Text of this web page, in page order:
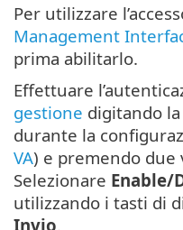
Per utilizzare
Management
prima abilitarlo.
Effettuare
gestione digitando
durante la
VA) e premendo due
Selezionare Enable/
utilizzando i tasti di
Invio.